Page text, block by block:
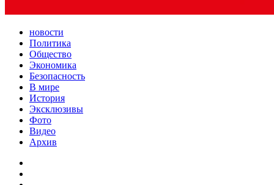
новости
Политика
Общество
Экономика
Безопасность
В мире
История
Эксклюзивы
Фото
Видео
Архив